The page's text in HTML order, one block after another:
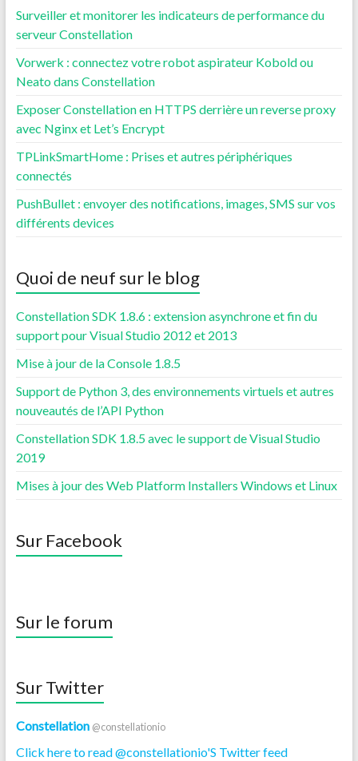
Surveiller et monitorer les indicateurs de performance du
serveur Constellation
Vorwerk : connectez votre robot aspirateur Kobold ou
Neato dans Constellation
Exposer Constellation en HTTPS derrière un reverse proxy
avec Nginx et Let’s Encrypt
TPLinkSmartHome : Prises et autres périphériques
connectés
PushBullet : envoyer des notifications, images, SMS sur vos
différents devices
Quoi de neuf sur le blog
Constellation SDK 1.8.6 : extension asynchrone et fin du
support pour Visual Studio 2012 et 2013
Mise à jour de la Console 1.8.5
Support de Python 3, des environnements virtuels et autres
nouveautés de l’API Python
Constellation SDK 1.8.5 avec le support de Visual Studio
2019
Mises à jour des Web Platform Installers Windows et Linux
Sur Facebook
Sur le forum
Sur Twitter
Constellation @constellationio
Click here to read @constellationio'S Twitter feed